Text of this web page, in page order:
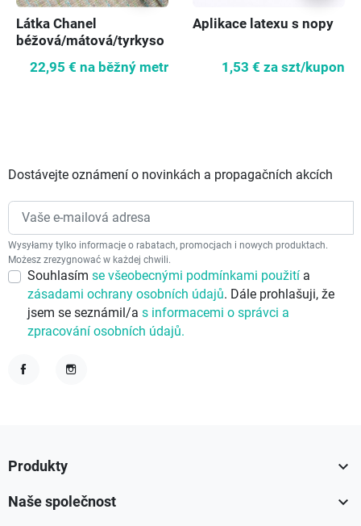
Látka Chanel
béžová/mátová/tyrkyso
vá SUPER CENA
22,95 € na běžný metr
Aplikace latexu s nopy
1,53 € za szt/kupon
Dostávejte oznámení o novinkách a propagačních akcích
Wysyłamy tylko informacje o rabatach, promocjach i nowych produktach.
Możesz zrezygnować w każdej chwili.
Souhlasím se všeobecnými podmínkami použití a
zásadami ochrany osobních údajů. Dále prohlašuji, že
jsem se seznámil/a s informacemi o správci a
zpracování osobních údajů.
Produkty 
Naše společnost 